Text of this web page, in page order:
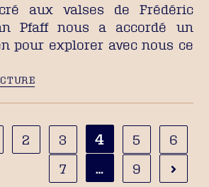
aux valses de Frédéric
Pfaff nous a accordé un
pour explorer avec nous ce
2 3 4 5 6
7 … 9